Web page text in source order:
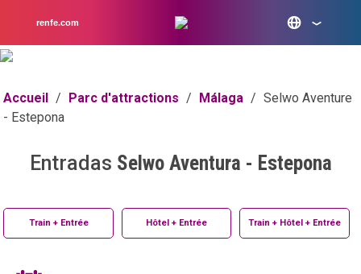
renfe.com
Accueil / Parc d'attractions / Málaga / Selwo Aventure
- Estepona
Entradas Selwo Aventura - Estepona
Train + Entrée Hôtel + Entrée Train + Hôtel + Entrée